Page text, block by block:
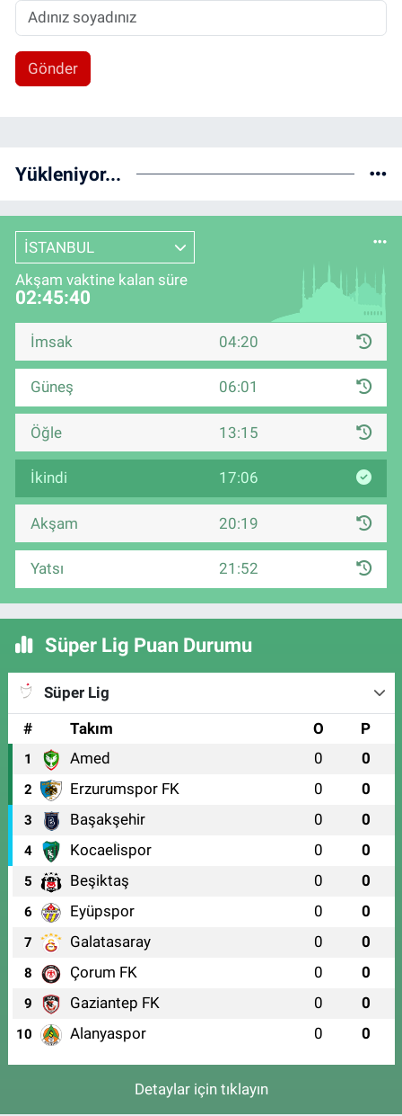
Gönder
Yükleniyor...
İSTANBUL
Akşam vaktine kalan süre
02:45:40
İmsak 04:20
Güneş 06:01
Öğle 13:15
İkindi 17:06
Akşam 20:19
Yatsı 21:52
Süper Lig Puan Durumu
Süper Lig
#
Takım O P
1 Amed 0 0
2 Erzurumspor FK 0 0
3 Başakşehir 0 0
4 Kocaelispor 0 0
5 Beşiktaş 0 0
6 Eyüpspor 0 0
7 Galatasaray 0 0
8 Çorum FK 0 0
9 Gaziantep FK 0 0
10 Alanyaspor 0 0
Detaylar için tıklayın